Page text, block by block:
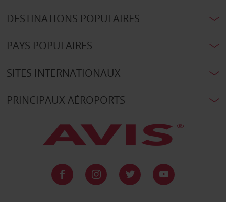
DESTINATIONS POPULAIRES
PAYS POPULAIRES
SITES INTERNATIONAUX
PRINCIPAUX AÉROPORTS